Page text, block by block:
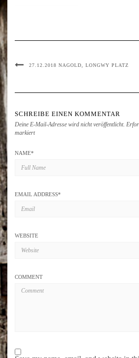
27.12.2018 NAGOLD, LONGWY PLATZ
SCHREIBE EINEN KOMMENTAR
Deine E-Mail-Adresse wird nicht veröffentlicht.
markiert
NAME*
EMAIL ADDRESS*
WEBSITE
COMMENT